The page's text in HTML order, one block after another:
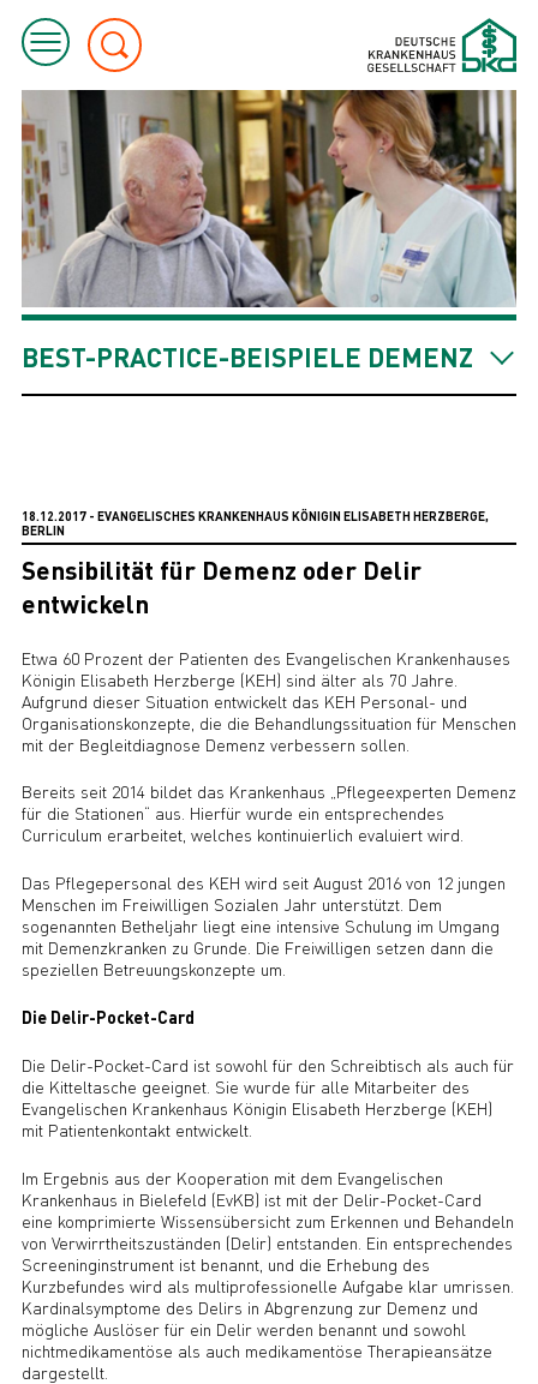
BEST-PRACTICE-BEISPIELE DEMENZ
18.12.2017 - EVANGELISCHES KRANKENHAUS KÖNIGIN ELISABETH HERZBERGE,
BERLIN
Sensibilität für Demenz oder Delir
entwickeln
Etwa 60 Prozent der Patienten des Evangelischen Krankenhauses
Königin Elisabeth Herzberge (KEH) sind älter als 70 Jahre.
Aufgrund dieser Situation entwickelt das KEH Personal- und
Organisationskonzepte, die die Behandlungssituation für Menschen
mit der Begleitdiagnose Demenz verbessern sollen.
Bereits seit 2014 bildet das Krankenhaus „Pflegeexperten Demenz
für die Stationen“ aus. Hierfür wurde ein entsprechendes
Curriculum erarbeitet, welches kontinuierlich evaluiert wird.
Das Pflegepersonal des KEH wird seit August 2016 von 12 jungen
Menschen im Freiwilligen Sozialen Jahr unterstützt. Dem
sogenannten Betheljahr liegt eine intensive Schulung im Umgang
mit Demenzkranken zu Grunde. Die Freiwilligen setzen dann die
speziellen Betreuungskonzepte um.
Die Delir-Pocket-Card
Die Delir-Pocket-Card ist sowohl für den Schreibtisch als auch für
die Kitteltasche geeignet. Sie wurde für alle Mitarbeiter des
Evangelischen Krankenhaus Königin Elisabeth Herzberge (KEH)
mit Patientenkontakt entwickelt.
Im Ergebnis aus der Kooperation mit dem Evangelischen
Krankenhaus in Bielefeld (EvKB) ist mit der Delir-Pocket-Card
eine komprimierte Wissensübersicht zum Erkennen und Behandeln
von Verwirrtheitszuständen (Delir) entstanden. Ein entsprechendes
Screeninginstrument ist benannt, und die Erhebung des
Kurzbefundes wird als multiprofessionelle Aufgabe klar umrissen.
Kardinalsymptome des Delirs in Abgrenzung zur Demenz und
mögliche Auslöser für ein Delir werden benannt und sowohl
nichtmedikamentöse als auch medikamentöse Therapieansätze
dargestellt.